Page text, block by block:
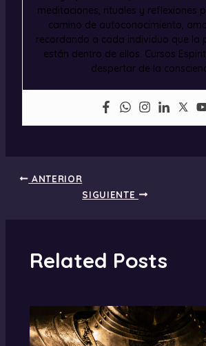
meditaciones, rituales y reflexiones
camino de autoconocimiento,
recordando a cada individuo que la
están dentro de ellos. Cursos
despertar de la
ANTERIOR
SIGUIENTE
Related Posts